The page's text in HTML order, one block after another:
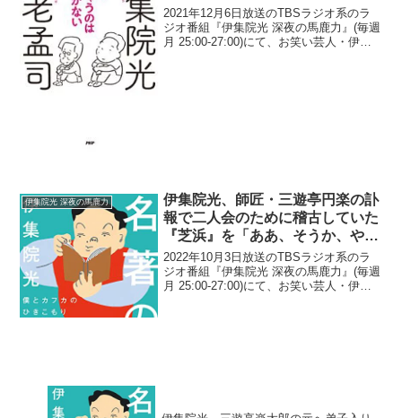
「EasyToys」が放送局の中継取
りやめについて出したコメントに
驚き
2021年12月6日放送のTBSラジオ系のラ
ジオ番組『伊集院光 深夜の馬鹿力』(毎週
月 25:00-27:00)にて、お笑い芸人・伊集
伊集院光 深夜の馬鹿力
伊集院光、師匠・三遊亭円楽の訃
報で二人会のために稽古していた
『芝浜』を「ああ、そうか、やん
なくていいんだ…」と思ったと告
白
2022年10月3日放送のTBSラジオ系のラ
ジオ番組『伊集院光 深夜の馬鹿力』(毎週
月 25:00-27:00)にて、お笑い芸人・伊集